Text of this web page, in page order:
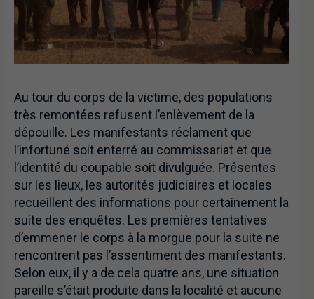
Au tour du corps de la victime, des populations
très remontées refusent l’enlèvement de la
dépouille. Les manifestants réclament que
l’infortuné soit enterré au commissariat et que
l’identité du coupable soit divulguée. Présentes
sur les lieux, les autorités judiciaires et locales
recueillent des informations pour certainement la
suite des enquêtes. Les premières tentatives
d’emmener le corps à la morgue pour la suite ne
rencontrent pas l’assentiment des manifestants.
Selon eux, il y a de cela quatre ans, une situation
pareille s’était produite dans la localité et aucune